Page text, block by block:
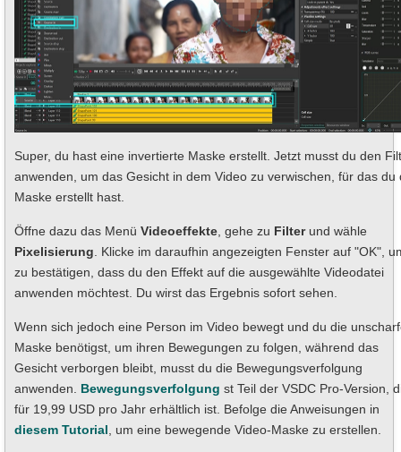
Super, du hast eine invertierte Maske erstellt. Jetzt musst du den
anwenden, um das Gesicht in dem Video zu verwischen, für das du
Maske erstellt hast.
Öffne dazu das Menü Videoeffekte, gehe zu Filterund wähle
Pixelisierung. Klicke im daraufhin angezeigten Fenster auf "OK",
zu bestätigen, dass du den Effekt auf die ausgewählte Videodatei
anwenden möchtest. Du wirst das Ergebnis sofort sehen.
Wenn sich jedoch eine Person im Video bewegt und du die
Maske benötigst, um ihren Bewegungen zu folgen, während das
Gesicht verborgen bleibt, musst du die Bewegungsverfolgung
anwenden. Bewegungsverfolgung st Teil der VSDC Pro-Version,
für 19,99 USD pro Jahr erhältlich ist. Befolge die Anweisungen in
diesem Tutorial, um eine bewegende Video-Maske zu erstellen.